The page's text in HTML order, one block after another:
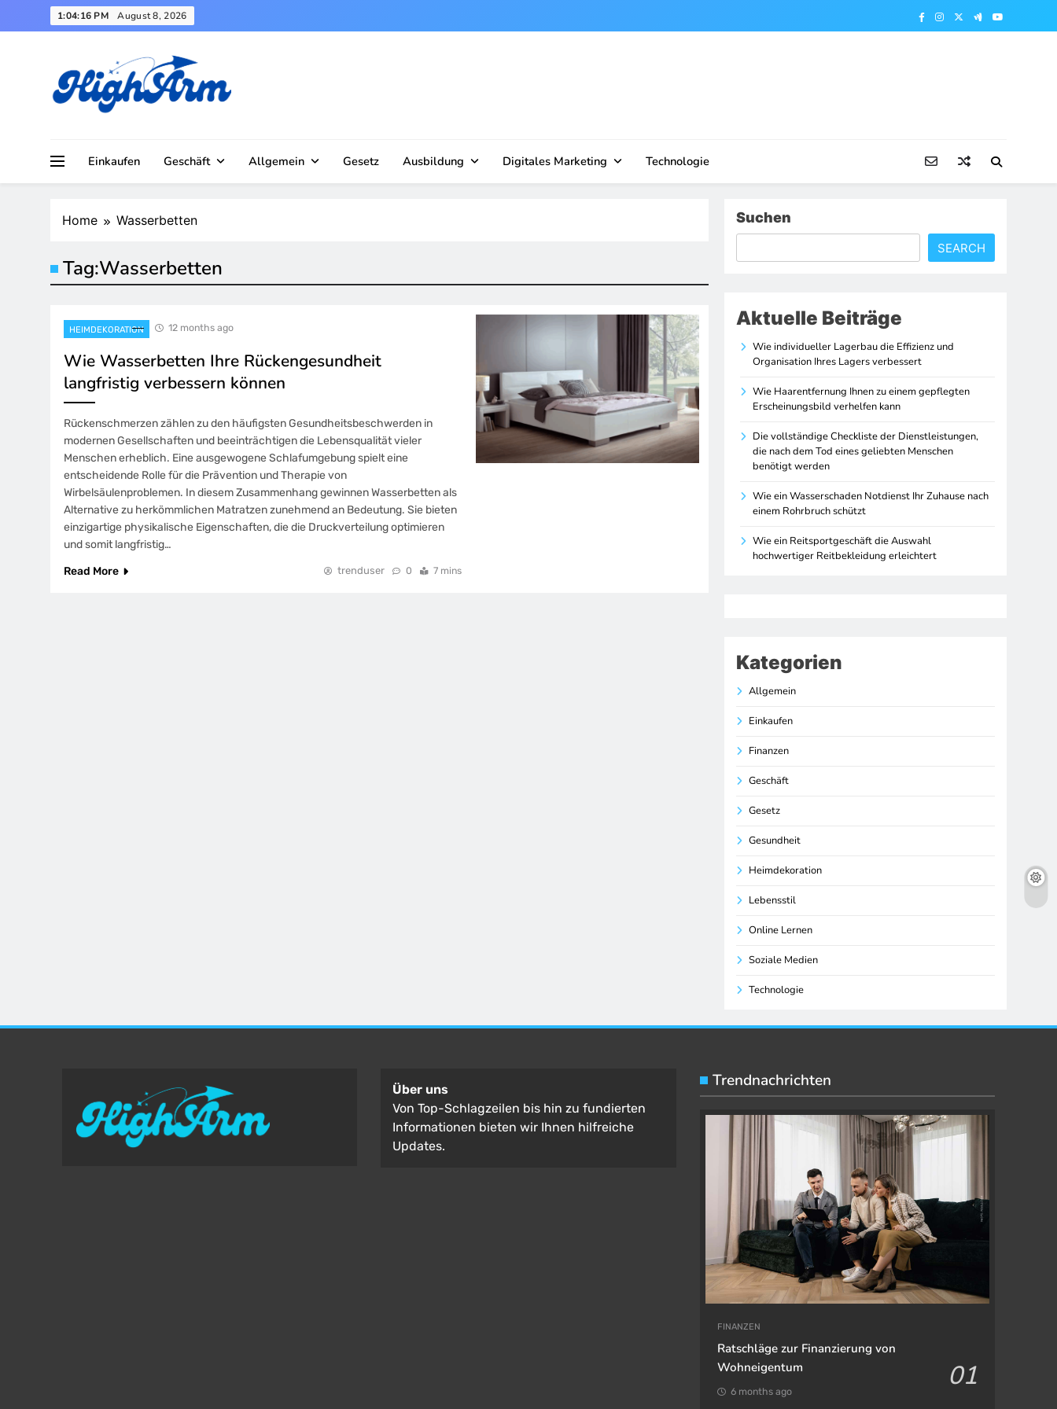
to
1:04:16 PM August 8, 2026
Einkaufen Geschäft Allgemein Gesetz Ausbildung Digitales Marketing Technologie
Home Wasserbetten
Tag:Wasserbetten
HEIMDEKORATION 12 months ago
Wie Wasserbetten Ihre Rückengesundheit
langfristig verbessern können
Rückenschmerzen zählen zu den häufigsten Gesundheitsbeschwerden in
modernen Gesellschaften und beeinträchtigen die Lebensqualität vieler
Menschen erheblich. Eine ausgewogene Schlafumgebung spielt eine
entscheidende Rolle für die Prävention und Therapie von
Wirbelsäulenproblemen. In diesem Zusammenhang gewinnen Wasserbetten als
Alternative zu herkömmlichen Matratzen zunehmend an Bedeutung. Sie bieten
einzigartige physikalische Eigenschaften, die die Druckverteilung optimieren
und somit langfristig…
Read More
trenduser 0 7 mins
Suchen
SEARCH
Aktuelle Beiträge
Wie individueller Lagerbau die Effizienz und
Organisation Ihres Lagers verbessert
Wie Haarentfernung Ihnen zu einem gepflegten
Erscheinungsbild verhelfen kann
Die vollständige Checkliste der Dienstleistungen,
die nach dem Tod eines geliebten Menschen
benötigt werden
Wie ein Wasserschaden Notdienst Ihr Zuhause nach
einem Rohrbruch schützt
Wie ein Reitsportgeschäft die Auswahl
hochwertiger Reitbekleidung erleichtert
Kategorien
Allgemein
Einkaufen
Finanzen
Geschäft
Gesetz
Gesundheit
Heimdekoration
Lebensstil
Online Lernen
Soziale Medien
Technologie
Über uns
Von Top-Schlagzeilen bis hin zu fundierten
Informationen bieten wir Ihnen hilfreiche
Updates.
Trendnachrichten
FINANZEN
Ratschläge zur Finanzierung von
Wohneigentum
01
6 months ago